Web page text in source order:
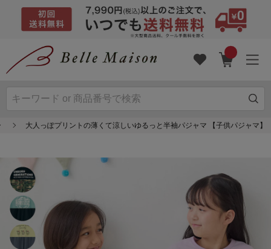
大人っぽプリントの薄くて涼しいゆるっと半袖パジャマ 【子供パジャマ】